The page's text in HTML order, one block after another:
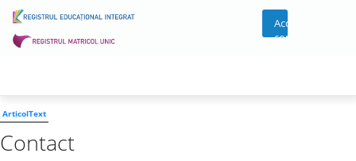
Acces
cont
ArticolText
Contact